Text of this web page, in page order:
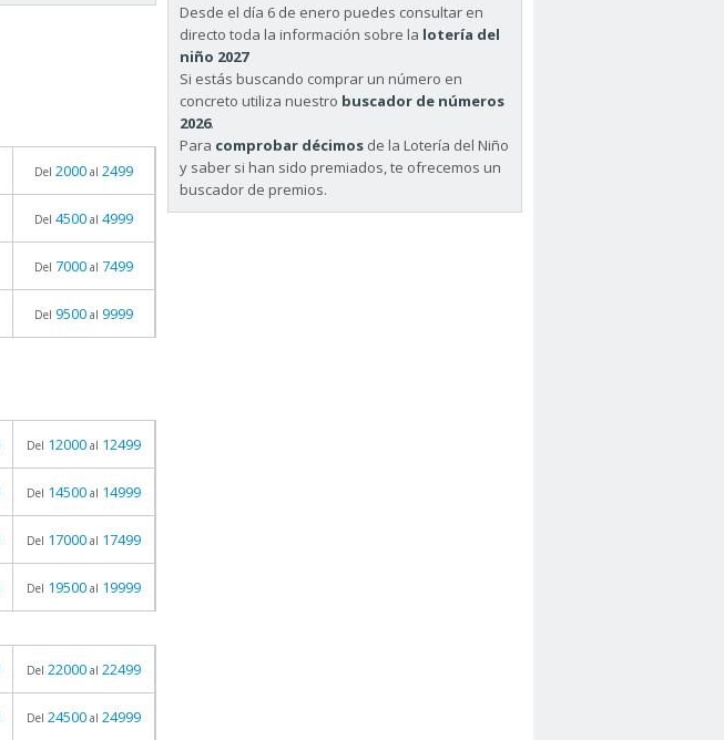
Del 2000 al 2499
Del 4500 al 4999
Del 7000 al 7499
Del 9500 al 9999
Del 12000 al 12499
Del 14500 al 14999
Del 17000 al 17499
Del 19500 al 19999
Del 22000 al 22499
Del 24500 al 24999
Desde el día 6 de enero puedes consultar en
directo toda la información sobre la lotería del
niño 2027
Si estás buscando comprar un número en
concreto utiliza nuestro buscador de números
2026.
Para comprobar décimos de la Lotería del Niño
y saber si han sido premiados, te ofrecemos un
buscador de premios.